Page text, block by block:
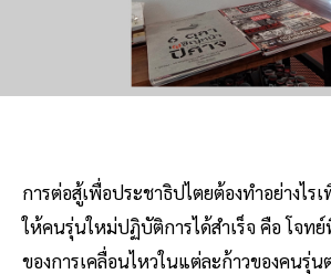
การต่อสู้เพื่อประชาธิปไตยต้องทำอย่างไร
ให้คนรุ่นใหม่ปฏิบัติการได้สำเร็จ คือ โจท
ของการเคลื่อนไหวในแต่ละก้าวของคนรุ่